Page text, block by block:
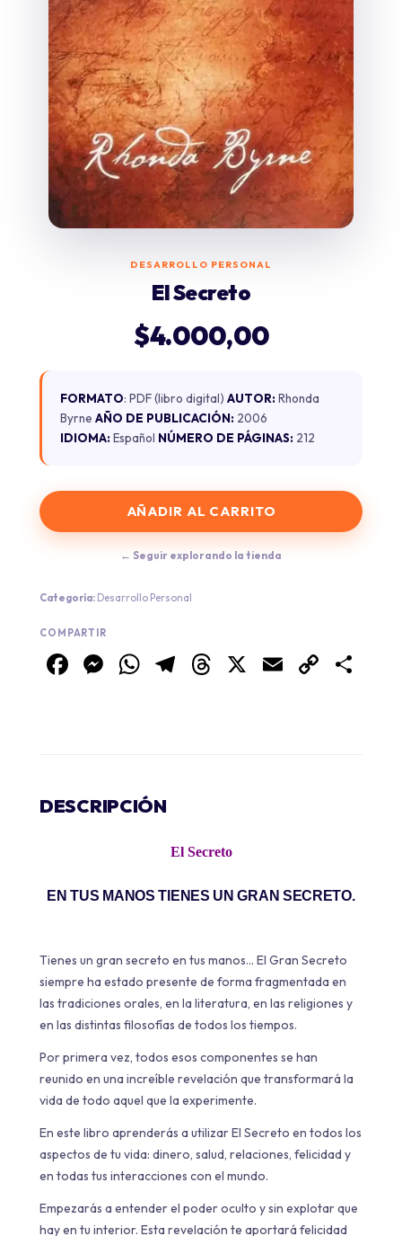
DESARROLLO PERSONAL
El Secreto
$4.000,00
FORMATO: PDF (libro digital) AUTOR: Rhonda
Byrne AÑO DE PUBLICACIÓN: 2006
IDIOMA: Español NÚMERO DE PÁGINAS: 212
AÑADIR AL CARRITO
← Seguir explorando la tienda
Categoría: Desarrollo Personal
COMPARTIR
Facebook
Messenger
WhatsApp
Telegram
Threads
X EmailCopy
DESCRIPCIÓN
El Secreto
EN TUS MANOS TIENES UN GRAN SECRETO.
Tienes un gran secreto en tus manos… El Gran Secreto
siempre ha estado presente de forma fragmentada en
las tradiciones orales, en la literatura, en las religiones y
en las distintas filosofías de todos los tiempos.
Por primera vez, todos esos componentes se han
reunido en una increíble revelación que transformará la
vida de todo aquel que la experimente.
En este libro aprenderás a utilizar El Secreto en todos los
aspectos de tu vida: dinero, salud, relaciones, felicidad y
en todas tus interacciones con el mundo.
Empezarás a entender el poder oculto y sin explotar que
hay en tu interior. Esta revelación te aportará felicidad